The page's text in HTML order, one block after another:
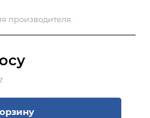
производителя.
осу